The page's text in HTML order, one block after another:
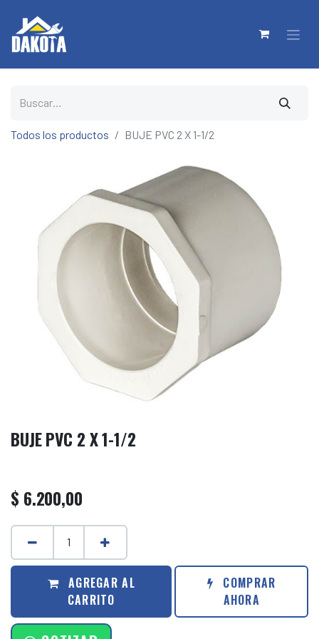
Todos los productos BUJE PVC 2 X 1-1/2
BUJE PVC 2 X 1-1/2
$ 6.200,00
AGREGAR AL
CARRITO
COMPRAR
AHORA